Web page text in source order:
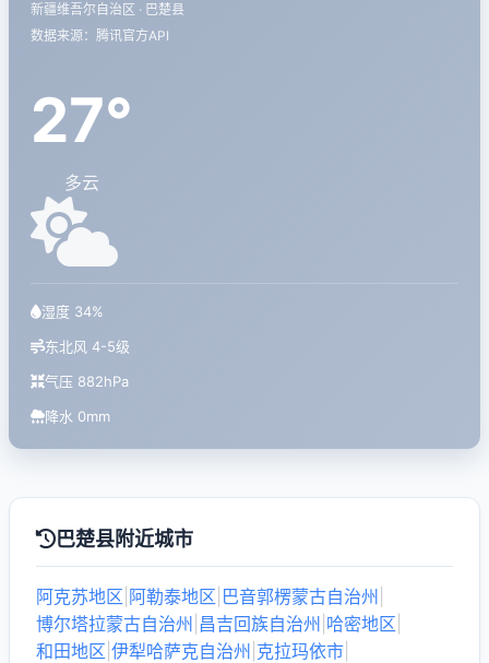
新疆维吾尔自治区 · 巴楚县
数据来源：腾讯官方API
27°
多云
湿度 34%
东北风 4-5级
气压 882hPa
降水 0mm
巴楚县附近城市
阿克苏地区 阿勒泰地区 巴音郭楞蒙古自治州
博尔塔拉蒙古自治州 昌吉回族自治州 哈密地区
和田地区 伊犁哈萨克自治州 克拉玛依市